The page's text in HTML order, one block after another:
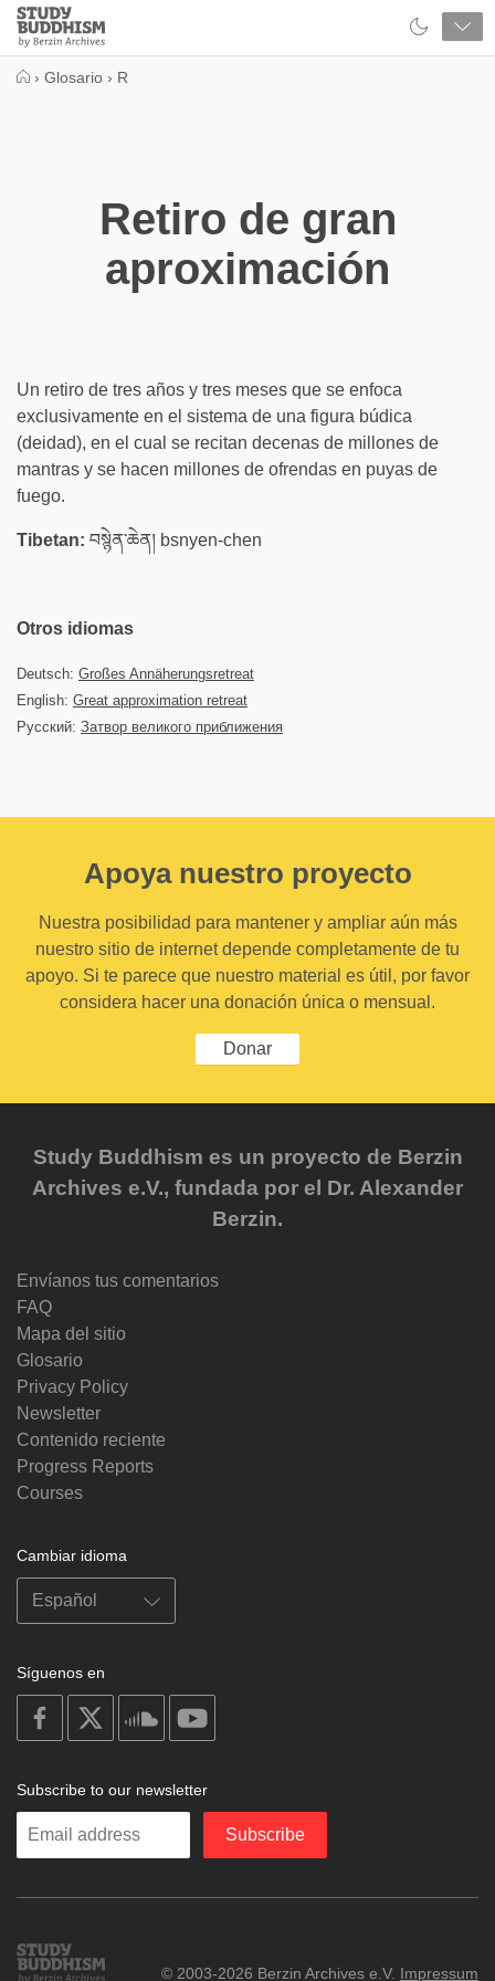
Close
Study
Buddhism
› Glosario › R
Retiro de gran
aproximación
Un retiro de tres años y tres meses que se enfoca
exclusivamente en el sistema de una figura búdica
(deidad), en el cual se recitan decenas de millones de
mantras y se hacen millones de ofrendas en puyas de
fuego.
Tibetan: བསྙེན་ཆེན། bsnyen-chen
Otros idiomas
Deutsch: Großes Annäherungsretreat
English: Great approximation retreat
Русский: Затвор великого приближения
Apoya nuestro proyecto
Nuestra posibilidad para mantener y ampliar aún más
nuestro sitio de internet depende completamente de tu
apoyo. Si te parece que nuestro material es útil, por favor
considera hacer una donación única o mensual.
Donar
Study Buddhism es un proyecto de Berzin
Archives e.V., fundada por el Dr. Alexander
Berzin.
Envíanos tus comentarios
FAQ
Mapa del sitio
Glosario
Privacy Policy
Newsletter
Contenido reciente
Progress Reports
Courses
Cambiar idioma
Síguenos en
on
facebook
soundcloud
Subscribe to our newsletter
Enter
Subscribe
Study
Buddhism
© 2003-2026 Berzin Archives e.V. Impressum